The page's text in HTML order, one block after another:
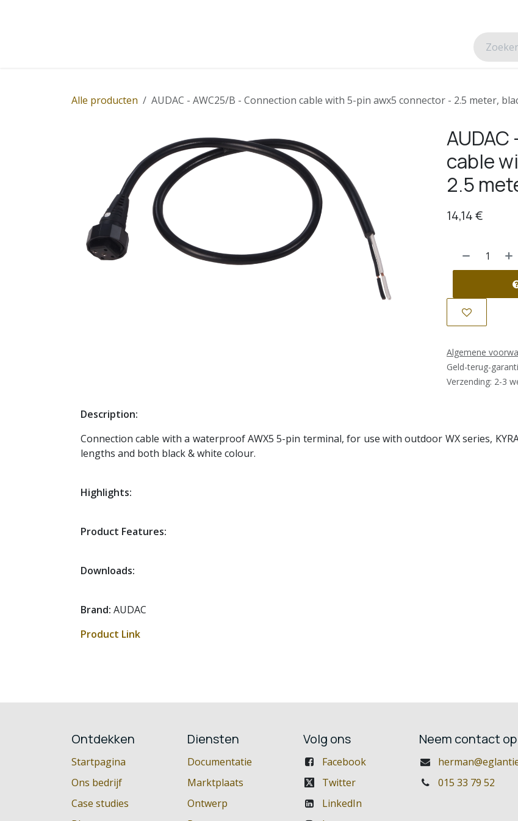
Alle producten AUDAC - AWC25/B - Connection cable with 5-pin awx5 connector - 2.5 meter,
cable
2.5
14,14€
Algemene
Geld-terug-
Verzending: 2-3
Description:
Connection cable with a waterproof AWX5 5-pin terminal, for use with outdoor WX series,
lengths and both black & white colour.
Highlights:
Product Features:
Downloads:
Brand: AUDAC
Product Link
Ontdekken
Startpagina
Ons bedrijf
Case studies
Diensten
Documentatie
Marktplaats
Ontwerp
Volg ons
Facebook
Twitter
LinkedIn
Neem contact op
015 33 79 52